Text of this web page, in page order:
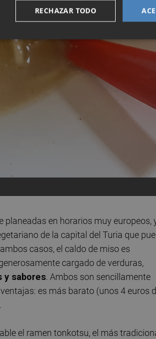
en horarios muy europeos,
de la capital del Turia que
casos, el caldo de miso es
cargado de verduras,
y sabores. Ambos son sencillamente
es más barato (unos 4 euros
el ramen tonkotsu, el más
RECHAZAR TODO